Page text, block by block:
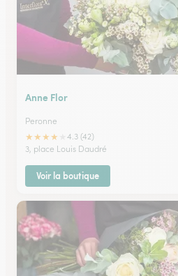
Anne Flor
Peronne
★★★★
4.3 (42)
3, place Louis Daudré
Voir la boutique